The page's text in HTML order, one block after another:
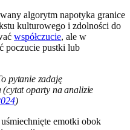
algorytm napotyka granice
kulturowego i zdolności do
współczucie, ale w
poczucie pustki lub
pytanie zadaję
oparty na analizie
)